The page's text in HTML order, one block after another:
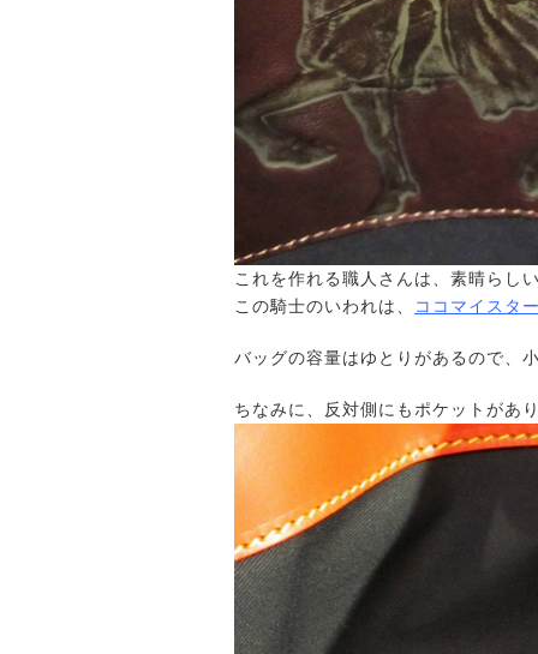
これを作れる職人さんは、素晴らし
この騎士のいわれは、
ココマイスタ
バッグの容量はゆとりがあるので、
ちなみに、反対側にもポケットがあ